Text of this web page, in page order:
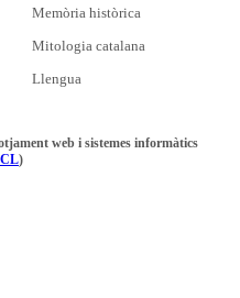
Memòria històrica
Mitologia catalana
Llengua
web i sistemes informàtics
)